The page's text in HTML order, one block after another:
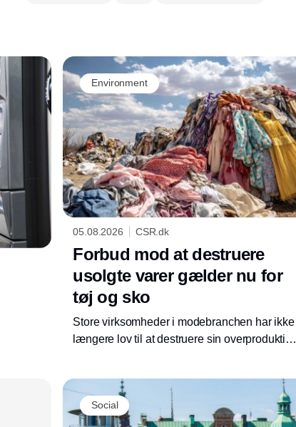
Environment
05.08.2026 CSR.dk
Forbud mod at destruere
usolgte varer gælder nu for
tøj og sko
Store virksomheder i modebranchen har ikke
længere lov til at destruere sin overproduktion.
virksomhederne længere op i
affaldshierarkiet.
Social